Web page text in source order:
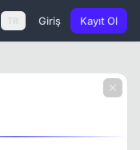
TR Giriş Kayıt Ol